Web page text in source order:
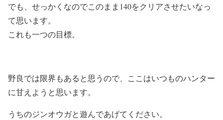
でも、せっかくなのでこのまま140をクリアさせたいなっ
て思います。
これも一つの目標。
野良では限界もあると思うので、ここはいつものハンター
に甘えようと思います。
うちのジンオウガと遊んであげてください。